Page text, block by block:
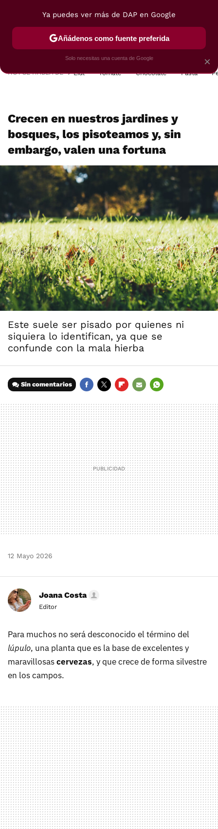
POSTRES VIAJES SELECCIÓN VEGUI
HOY SE HABLA DE Lidl Tomate Chocolate Pasta
Crecen en nuestros jardines y
bosques, los pisoteamos y, sin
embargo, valen una fortuna
Este suele ser pisado por quienes ni
siquiera lo identifican, ya que se
confunde con la mala hierba
Sin comentarios
MAIL
12 Mayo 2026
Joana Costa
Editor
Para muchos no será desconocido el término del
lúpulo, una planta que es la base de excelentes y
maravillosascervezas, y que crece de forma silvestre
en los campos.
×
Ya puedes ver más de DAP en Google
Añádenos como fuente preferida
Solo necesitas una cuenta de Google